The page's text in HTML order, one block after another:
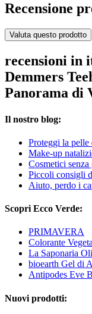
Recensione
Valuta questo prodotto
recensioni in
Demmers
Panorama di
Il nostro blog:
Proteggi la pelle
Make-up
Cosmetici senza
Piccoli consigli
Aiuto, perdo i
Scopri Ecco Verde:
PRIMAVERA
Colorante
La Saponaria
bioearth Gel di
Antipodes Eve
Nuovi prodotti: